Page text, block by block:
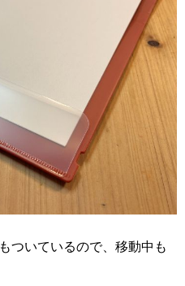
もついているので、移動中も